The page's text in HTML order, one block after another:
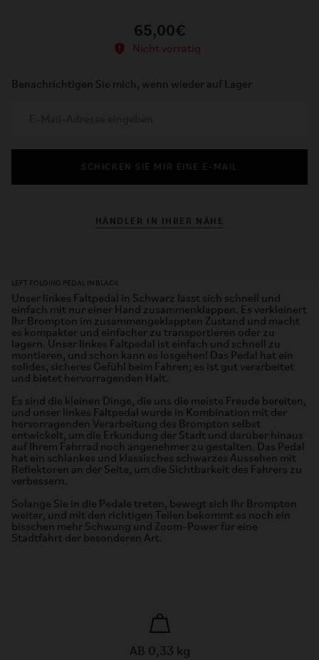
65,00€
Nicht vorrätig
Benachrichtigen Sie mich, wenn wieder auf Lager
SCHICKEN SIE MIR EINE E-MAIL
HÄNDLER IN IHRER NÄHE
LEFT FOLDING PEDAL IN BLACK
Unser linkes Faltpedal in Schwarz lässt sich schnell und
einfach mit nur einer Hand zusammenklappen. Es verkleinert
Ihr Brompton im zusammengeklappten Zustand und macht
es kompakter und einfacher zu transportieren oder zu
lagern. Unser linkes Faltpedal ist einfach und schnell zu
montieren, und schon kann es losgehen! Das Pedal hat ein
solides, sicheres Gefühl beim Fahren; es ist gut verarbeitet
und bietet hervorragenden Halt.
Es sind die kleinen Dinge, die uns die meiste Freude bereiten,
und unser linkes Faltpedal wurde in Kombination mit der
hervorragenden Verarbeitung des Brompton selbst
entwickelt, um die Erkundung der Stadt und darüber hinaus
auf Ihrem Fahrrad noch angenehmer zu gestalten. Das Pedal
hat ein schlankes und klassisches schwarzes Aussehen mit
Reflektoren an der Seite, um die Sichtbarkeit des Fahrers zu
verbessern.
Solange Sie in die Pedale treten, bewegt sich Ihr Brompton
weiter, und mit den richtigen Teilen bekommt es noch ein
bisschen mehr Schwung und Zoom-Power für eine
Stadtfahrt der besonderen Art.
AB 0,33 kg